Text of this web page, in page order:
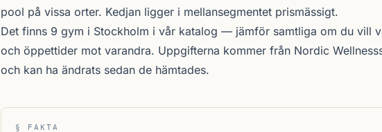
pool på vissa orter. Kedjan ligger i mellansegmentet prismässigt.
Det finns 9 gym i Stockholm i vår katalog — jämför samtliga om du vill
och öppettider mot varandra. Uppgifterna kommer från Nordic
och kan ha ändrats sedan de hämtades.
§ FAKTA